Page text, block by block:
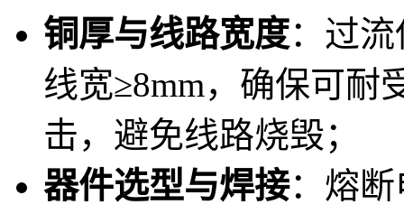
铜厚与线路宽度：过
线宽≥8mm，确保可耐
击，避免线路烧毁；
器件选型与焊接：熔断